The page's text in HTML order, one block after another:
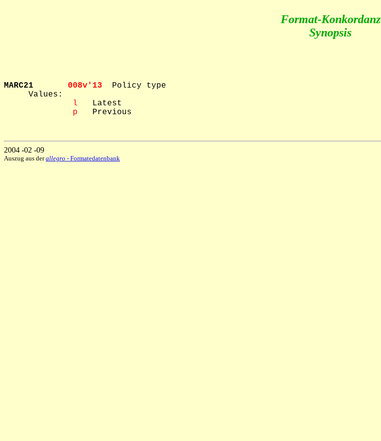
Format-Konkordanz
Synopsis
MARC21 008v'13 Policy type
     Values:
l
   Latest
p
   Previous
2004 -02 -09
Auszug aus derallegro - Formatedatenbank